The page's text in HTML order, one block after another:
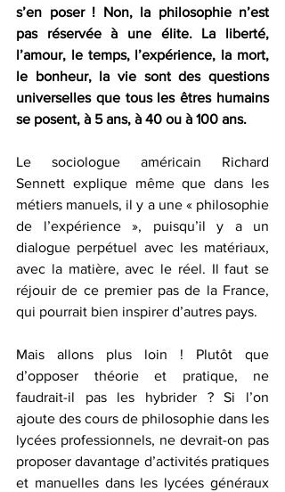
s’en poser ! Non, la philosophie n’est
pas réservée à une élite. La liberté,
l’amour, le temps, l’expérience, la mort,
le bonheur, la vie sont des questions
universelles que tous les êtres humains
se posent, à 5 ans, à 40 ou à 100 ans.
Le sociologue américain Richard
Sennett explique même que dans les
métiers manuels, il y a une « philosophie
de l’expérience », puisqu’il y a un
dialogue perpétuel avec les matériaux,
avec la matière, avec le réel. Il faut se
réjouir de ce premier pas de la France,
qui pourrait bien inspirer d’autres pays.
Mais allons plus loin ! Plutôt que
d’opposer théorie et pratique, ne
faudrait-il pas les hybrider ? Si l’on
ajoute des cours de philosophie dans les
lycées professionnels, ne devrait-on pas
proposer davantage d’activités pratiques
et manuelles dans les lycées généraux